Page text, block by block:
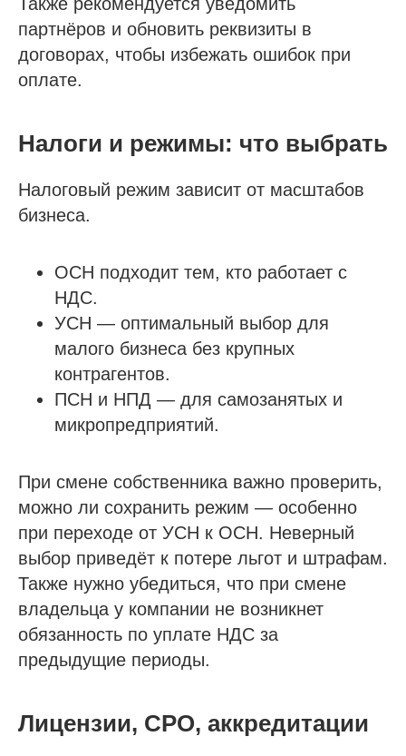
партнёров и обновить реквизиты в
договорах, чтобы избежать ошибок при
оплате.
Налоги и режимы: что выбрать
Налоговый режим зависит от масштабов
бизнеса.
ОСН подходит тем, кто работает с
НДС.
УСН — оптимальный выбор для
малого бизнеса без крупных
контрагентов.
ПСН и НПД — для самозанятых и
микропредприятий.
При смене собственника важно проверить,
можно ли сохранить режим — особенно
при переходе от УСН к ОСН. Неверный
выбор приведёт к потере льгот и штрафам.
Также нужно убедиться, что при смене
владельца у компании не возникнет
обязанность по уплате НДС за
предыдущие периоды.
Лицензии, СРО, аккредитации